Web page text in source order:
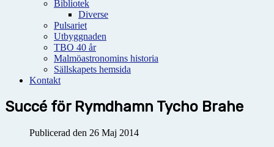
Bibliotek
Diverse
Pulsariet
Utbyggnaden
TBO 40 år
Malmöastronomins historia
Sällskapets hemsida
Kontakt
Succé för Rymdhamn Tycho Brahe
Publicerad den 26 Maj 2014